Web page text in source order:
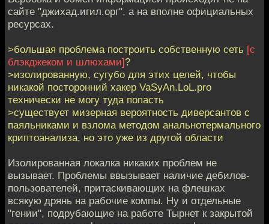
сайте "джихад.игил.орг", а на вполне официальных
ресурсах.
>большая проблема построить собственную сеть [с
блэкджеком и шлюхами]?
>изолированную, сугубо для этих целей, чтобы
никакой посторонний хакер VaSyAn.LoL.pro
технически не могу туда попасть
>существует мизерная вероятность диверсантов с
паяльниками и взлома методом анальнотермального
криптоанализа, но это уже из другой области
Изолированная локалка никаких проблем не
вызывает. Проблемы ввызывает наличие дебилов-
пользователей, притаскивающих на флешках
всякую дрянь на рабочие компы. Ну и отдельные
"гении", подрубающие на работе Тырнет к закрытой